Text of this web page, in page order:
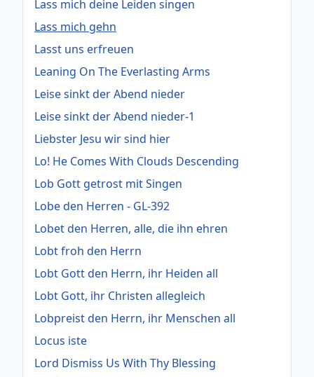
Lass mich deine Leiden singen
Lass mich gehn
Lasst uns erfreuen
Leaning On The Everlasting Arms
Leise sinkt der Abend nieder
Leise sinkt der Abend nieder-1
Liebster Jesu wir sind hier
Lo! He Comes With Clouds Descending
Lob Gott getrost mit Singen
Lobe den Herren - GL-392
Lobet den Herren, alle, die ihn ehren
Lobt froh den Herrn
Lobt Gott den Herrn, ihr Heiden all
Lobt Gott, ihr Christen allegleich
Lobpreist den Herrn, ihr Menschen all
Locus iste
Lord Dismiss Us With Thy Blessing